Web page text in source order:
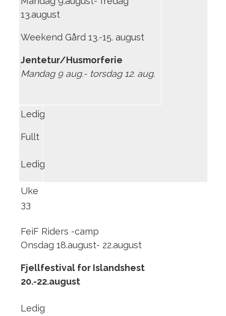
13.august
Weekend Gård 13.-15. august
Jentetur/Husmorferie
Mandag 9 aug.- torsdag 12. aug.
Ledig
Fullt
Ledig
Uke
33
FeiF Riders -camp
Onsdag 18.august- 22.august
Fjellfestival for Islandshest
20.-22.august
Ledig